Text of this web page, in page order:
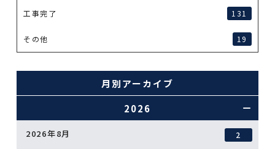
工事完了 131
その他 19
月別アーカイブ
2026
2026年8月 2